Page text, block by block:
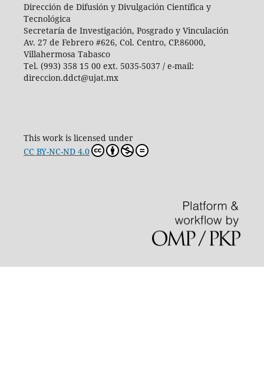
Dirección de Difusión y Divulgación Científica y
Tecnológica
Secretaría de Investigación, Posgrado y Vinculación
Av. 27 de Febrero #626, Col. Centro, CP.86000,
Villahermosa Tabasco
Tel. (993) 358 15 00 ext. 5035-5037 / e-mail:
direccion.ddct@ujat.mx
This work is licensed under
CC BY-NC-ND 4.0